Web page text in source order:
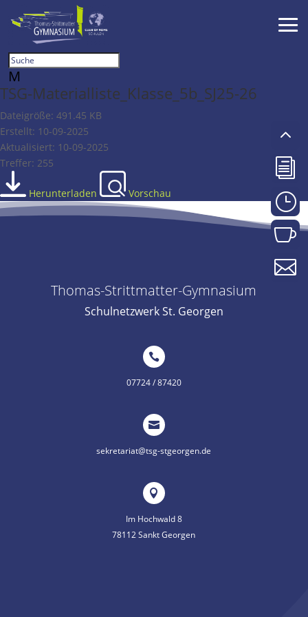
M
TSG-Materialliste_Klasse_5b_SJ25-26
Dateigröße: 491.45 KB
Erstellt: 10-09-2025
Aktualisiert: 10-09-2025
Treffer: 255
Herunterladen Vorschau
Thomas-Strittmatter-Gymnasium
Schulnetzwerk St. Georgen

07724 / 87420

sekretariat@tsg-stgeorgen.de

Im Hochwald 8
78112 Sankt Georgen
2
i
}

